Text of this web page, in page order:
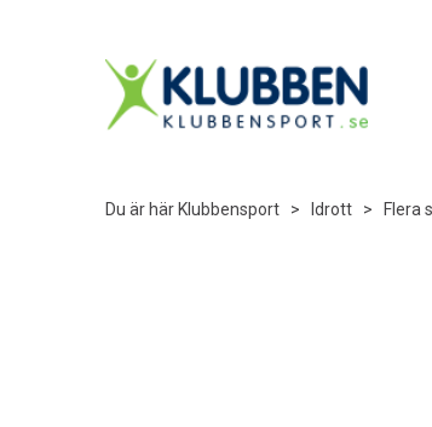
Du är här Klubbensport > Idrott > Flera